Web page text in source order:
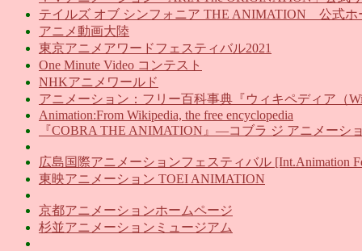
テイルズ オブ シンフォニア THE ANIMATION 公式ホ
アニメ動画大陸
東京アニメアワードフェスティバル2021
One Minute Video コンテスト
NHKアニメワールド
アニメーション：フリー百科事典『ウィキペディア（
Animation:From Wikipedia, the free encyclopedia
『COBRA THE ANIMATION』―コブラ ジ アニメーシ
広島国際アニメーションフェスティバル [Int.Animation
東映アニメーション TOEI ANIMATION
京都アニメーションホームページ
杉並アニメーションミュージアム